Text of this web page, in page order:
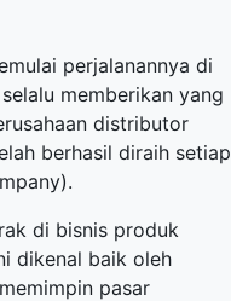
perjalanannya di
memberikan yang
distributor
berhasil diraih setiap
di bisnis produk
dikenal baik oleh
pasar